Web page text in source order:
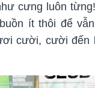
cưng luôn
ít thôi để
cười, cười đến